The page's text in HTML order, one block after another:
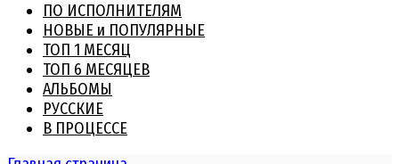
ПО ИСПОЛНИТЕЛЯМ
НОВЫЕ и ПОПУЛЯРНЫЕ
ТОП 1 МЕСЯЦ
ТОП 6 МЕСЯЦЕВ
АЛЬБОМЫ
РУССКИЕ
В ПРОЦЕССЕ